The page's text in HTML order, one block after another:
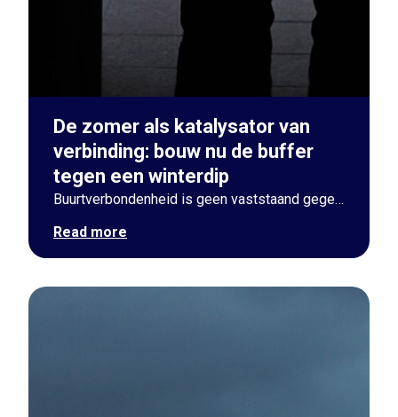
De zomer als katalysator van
verbinding: bouw nu de buffer
tegen een winterdip
Buurtverbondenheid is geen vaststaand gegeven. Ontdek hoe lokale besturen deze zomer een buffer kunnen bouwen tegen winterse eenzaamheid.
Read more